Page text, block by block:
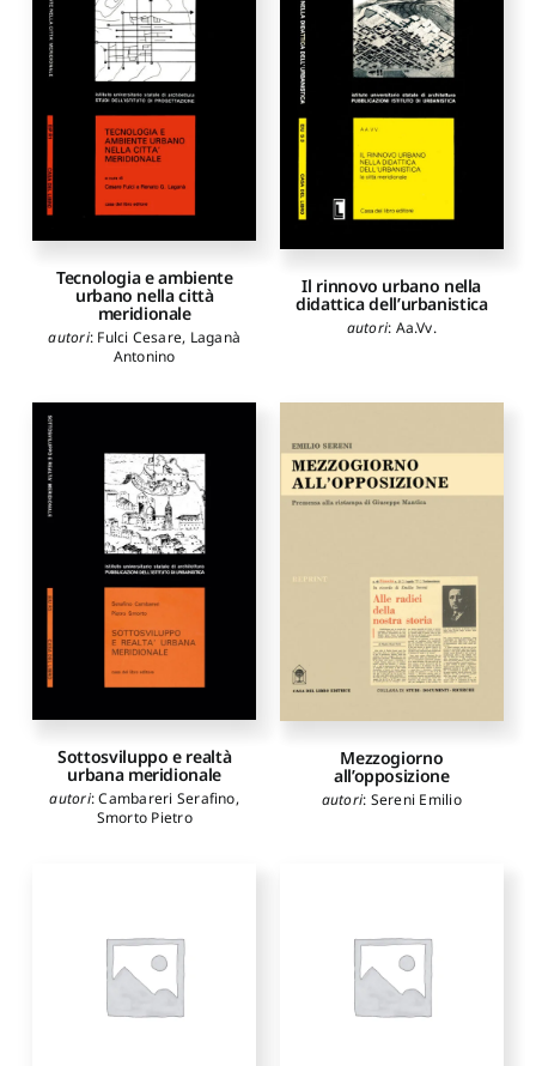
Tecnologia e ambiente
urbano nella città
meridionale
autori: Fulci Cesare, Laganà
Antonino
Il rinnovo urbano nella
didattica dell’urbanistica
autori: Aa.Vv.
Sottosviluppo e realtà
urbana meridionale
autori:Cambareri Serafino,
Smorto Pietro
Mezzogiorno
all’opposizione
autori: Sereni Emilio